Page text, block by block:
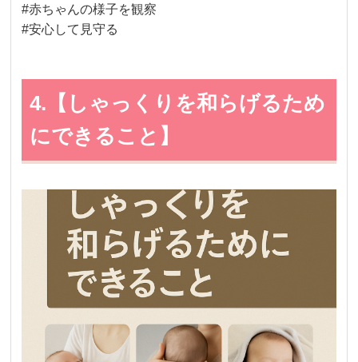
#赤ちゃんの様子を観察
#安心して見守る
4.【しゃっくりを和らげるため
にできること】